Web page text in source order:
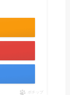
ポチップ